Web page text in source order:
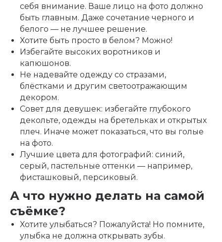
себя внимание. Ваше лицо на фото должно
быть главным. Даже сочетание черного и
белого — не лучшее решение.
Хотите быть просто в белом? Можно!
Избегайте высоких воротников и
капюшонов.
Не надевайте одежду со стразами,
блёстками и другим светоотражающим
декором.
Совет для девушек: избегайте глубокого
декольте, одежды на бретельках и открытых
плеч. Иначе может показаться, что вы голые
на фото.
Лучшие цвета для фотографий: синий,
серый, пастельные оттенки — например,
фисташковый, персиковый.
А что нужно делать на самой
съёмке?
Хотите улыбаться? Пожалуйста! Но помните,
улыбка не должна открывать зубы.